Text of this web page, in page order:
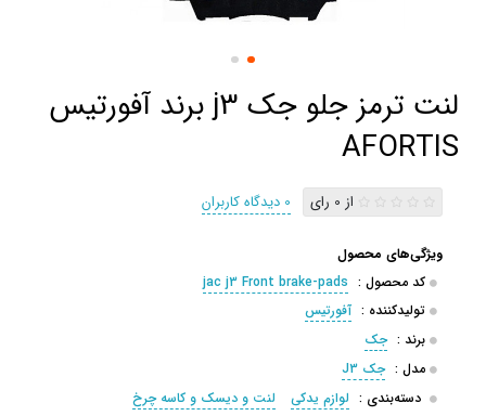
لنت ترمز جلو جک j3 برند آفورتیس
AFORTIS
از 0 رای 0 دیدگاه کاربران
ویژگی‌های محصول
کد محصول : jac j3 Front brake-pads
تولیدکننده : آفورتیس
برند : جک
مدل : جک J3
دسته‌بندی : لوازم یدکی
لنت و دیسک و کاسه چرخ